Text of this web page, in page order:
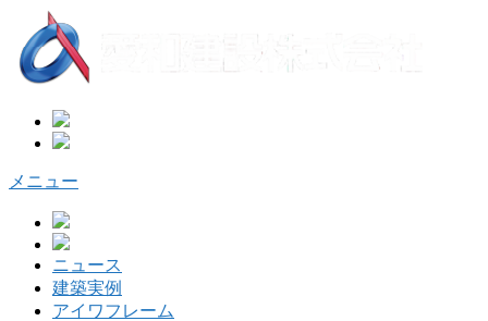
テ
キ
メニュー
ニュース
建築実例
アイワフレーム